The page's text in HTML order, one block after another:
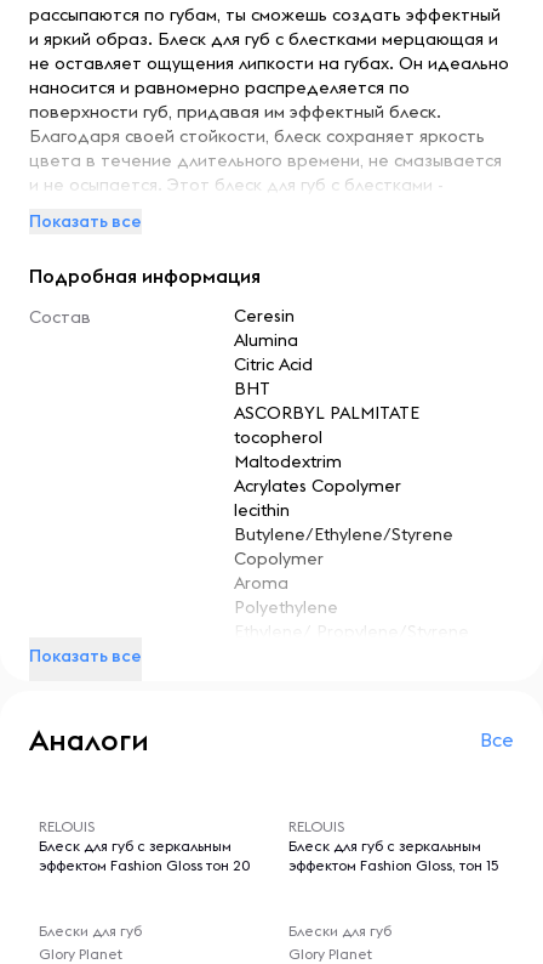
рассыпаются по губам, ты сможешь создать эффектный
и яркий образ. Блеск для губ с блестками мерцающая и
не оставляет ощущения липкости на губах. Он идеально
наносится и равномерно распределяется по
поверхности губ, придавая им эффектный блеск.
Благодаря своей стойкости, блеск сохраняет яркость
цвета в течение длительного времени, не смазывается
и не осыпается. Этот блеск для губ с блестками -
позволяет выглядеть стильно и уверенно в любой
своей обладательницы. Попробуй этот уникальный
блеск для губ и ты не останешься равнодушной к его
превосходным свойствам!
Показать все
Подробная информация
Состав
Ceresin
Alumina
Citric Acid
BHT
ASCORBYL PALMITATE
tocopherol
Maltodextrim
Acrylates Copolymer
lecithin
Butylene/Ethylene/Styrene
Copolymer
Aroma
Polyethylene
Ethylene/ Propylene/Styrene
Вес, г
Показать все
Аналоги Все
RELOUIS
Блеск для губ с зеркальным
эффектом Fashion Gloss тон 20
Блески для губ
Glory Planet
RELOUIS
Блеск для губ с зеркальным
эффектом Fashion Gloss, тон 15
Блески для губ
Glory Planet